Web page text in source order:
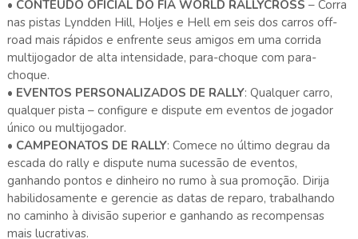
• CONTEÚDO OFICIAL DO FIA WORLD RALLYCROSS – Corra
nas pistas Lyndden Hill, Holjes e Hell em seis dos carros off-
road mais rápidos e enfrente seus amigos em uma corrida
multijogador de alta intensidade, para-choque com para-
choque.
• EVENTOS PERSONALIZADOS DE RALLY: Qualquer carro,
qualquer pista – configure e dispute em eventos de jogador
único ou multijogador.
• CAMPEONATOS DE RALLY: Comece no último degrau da
escada do rally e dispute numa sucessão de eventos,
ganhando pontos e dinheiro no rumo à sua promoção. Dirija
habilidosamente e gerencie as datas de reparo, trabalhando
no caminho à divisão superior e ganhando as recompensas
mais lucrativas.